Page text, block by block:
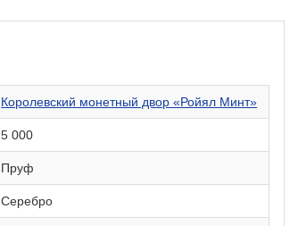
Королевский монетный двор «Ройял Минт»
5 000
Пруф
Серебро